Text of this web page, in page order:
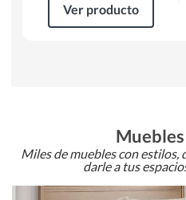
Ver producto
Miles de muebles con estilos,
darle a tus